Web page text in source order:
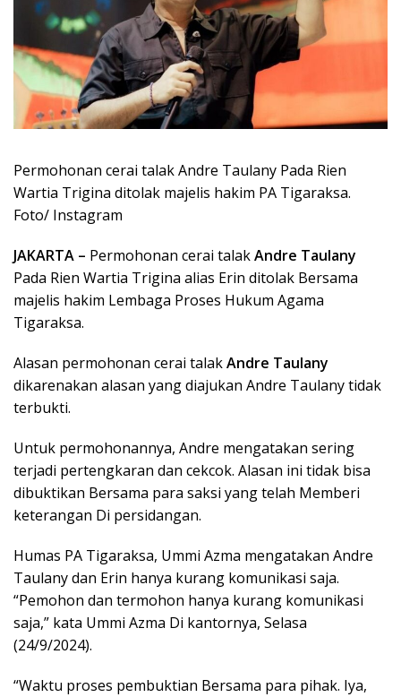
Permohonan cerai talak Andre Taulany Pada Rien
Wartia Trigina ditolak majelis hakim PA Tigaraksa.
Foto/ Instagram
JAKARTA – Permohonan cerai talakAndre Taulany
Pada Rien Wartia Trigina alias Erin ditolak Bersama
majelis hakim Lembaga Proses Hukum Agama
Tigaraksa.
Alasan permohonan cerai talakAndre Taulany
dikarenakan alasan yang diajukan Andre Taulany tidak
terbukti.
Untuk permohonannya, Andre mengatakan sering
terjadi pertengkaran dan cekcok. Alasan ini tidak bisa
dibuktikan Bersama para saksi yang telah Memberi
keterangan Di persidangan.
Humas PA Tigaraksa, Ummi Azma mengatakan Andre
Taulany dan Erin hanya kurang komunikasi saja.
“Pemohon dan termohon hanya kurang komunikasi
saja,” kata Ummi Azma Di kantornya, Selasa
(24/9/2024).
“Waktu proses pembuktian Bersama para pihak. Iya,